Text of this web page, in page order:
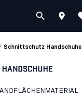
Schnittschutz Handschuhe